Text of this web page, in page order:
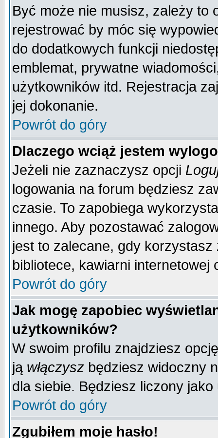
Być może nie musisz, zależy to
rejestrować by móc się
do dodatkowych funkcji
emblemat, prywatne
użytkowników itd. Rejestracja
jej dokonanie.
Powrót do góry
Dlaczego wciąż jestem
Jeżeli nie zaznaczysz opcji
logowania na forum będziesz
czasie. To zapobiega
innego. Aby pozostawać
jest to zalecane, gdy
bibliotece, kawiarni internetowej
Powrót do góry
Jak mogę zapobiec
użytkowników?
W swoim profilu znajdziesz
ją włączysz będziesz widoczny
dla siebie. Będziesz liczony
Powrót do góry
Zgubiłem moje hasło!